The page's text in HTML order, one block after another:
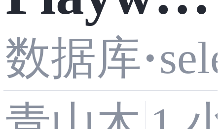
创建与
字典自
从部署
ght、Sel
数据库·